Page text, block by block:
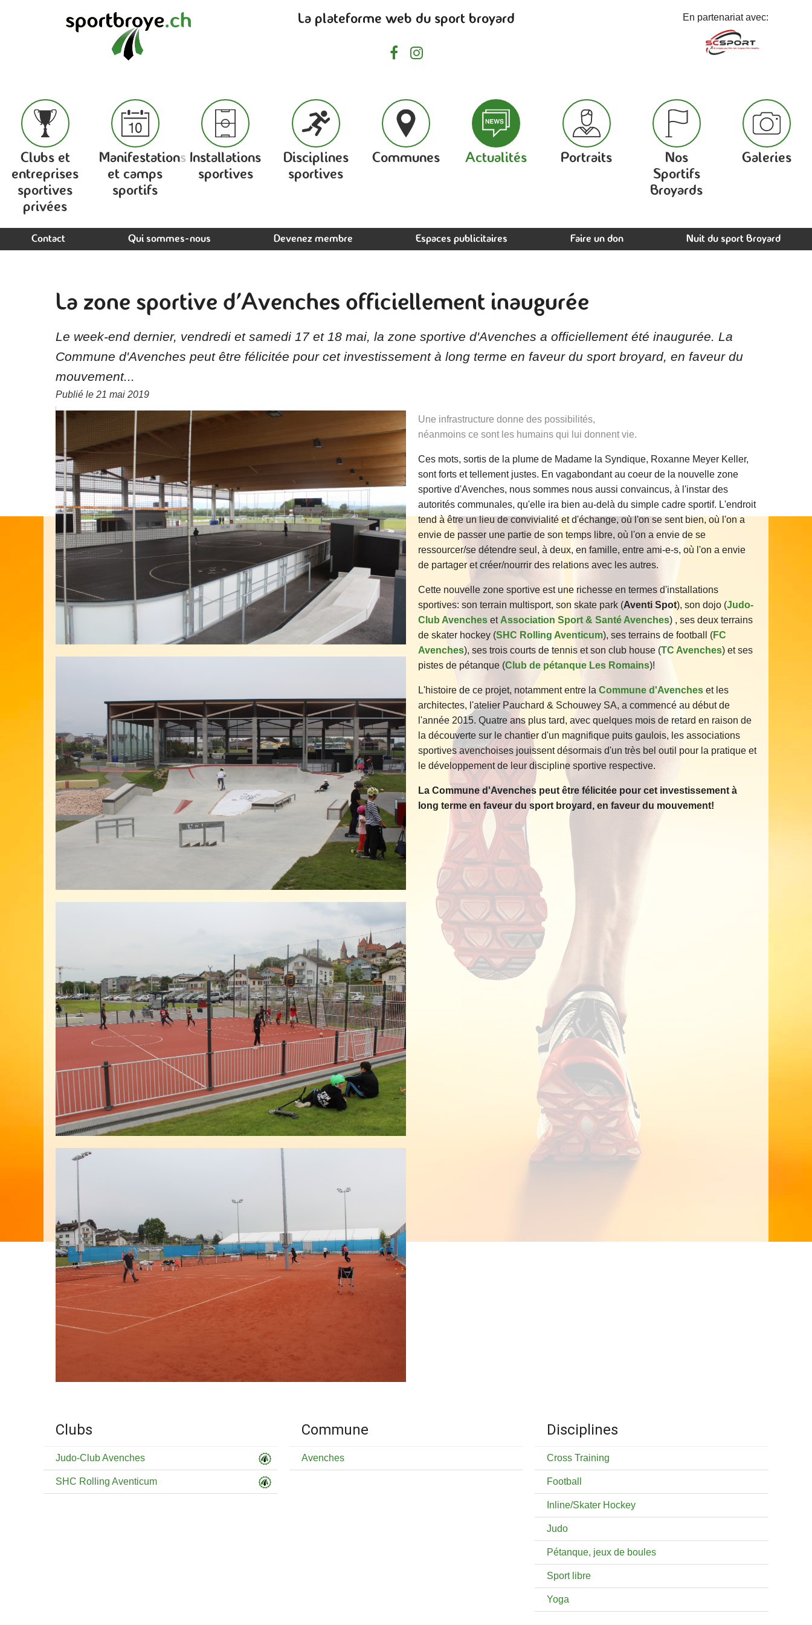
La plateforme web du sport broyard En partenariat avec:
Clubs et
entreprises
sportives
privées
Manifestations
et camps
sportifs
Installations
sportives
Disciplines
sportives
Communes Actualités Portraits
Nos
Sportifs
Broyards
Galeries
Contact Qui sommes-nous Devenez membre Espaces publicitaires Faire un don Nuit du sport Broyard
La zone sportive d'Avenches officiellement inaugurée
Le week-end dernier, vendredi et samedi 17 et 18 mai, la zone sportive d'Avenches a officiellement été inaugurée. La
Commune d'Avenches peut être félicitée pour cet investissement à long terme en faveur du sport broyard, en faveur du
mouvement...
Publié le 21 mai 2019
Une infrastructure donne des possibilités,
néanmoins ce sont les humains qui lui donnent vie.
Ces mots, sortis de la plume de Madame la Syndique, Roxanne Meyer Keller,
sont forts et tellement justes. En vagabondant au coeur de la nouvelle zone
sportive d'Avenches, nous sommes nous aussi convaincus, à l'instar des
autorités communales, qu'elle ira bien au-delà du simple cadre sportif. L'endroit
tend à être un lieu de convivialité et d'échange, où l'on se sent bien, où l'on a
envie de passer une partie de son temps libre, où l'on a envie de se
ressourcer/se détendre seul, à deux, en famille, entre ami-e-s, où l'on a envie
de partager et créer/nourrir des relations avec les autres.
Cette nouvelle zone sportive est une richesse en termes d'installations
sportives: son terrain multisport, son skate park (Aventi Spot), son dojo (Judo-
Club Avenches et Association Sport & Santé Avenches) , ses deux terrains
de skater hockey (SHC Rolling Aventicum), ses terrains de football (FC
Avenches), ses trois courts de tennis et son club house (TC Avenches) et ses
pistes de pétanque (Club de pétanque Les Romains)!
L'histoire de ce projet, notamment entre la Commune d'Avenches et les
architectes, l'atelier Pauchard & Schouwey SA, a commencé au début de
l'année 2015. Quatre ans plus tard, avec quelques mois de retard en raison de
la découverte sur le chantier d'un magnifique puits gaulois, les associations
sportives avenchoises jouissent désormais d'un très bel outil pour la pratique et
le développement de leur discipline sportive respective.
La Commune d'Avenches peut être félicitée pour cet investissement à
long terme en faveur du sport broyard, en faveur du mouvement!
Clubs
Judo-Club Avenches
SHC Rolling Aventicum
Commune
Avenches
Disciplines
Cross Training
Football
Inline/Skater Hockey
Judo
Pétanque, jeux de boules
Sport libre
Yoga